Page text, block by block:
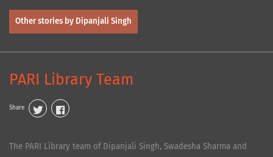
Other stories by Dipanjali Singh
PARI Library Team
Share
The PARI Library team of Dipanjali Singh, Swadesha Sharma and